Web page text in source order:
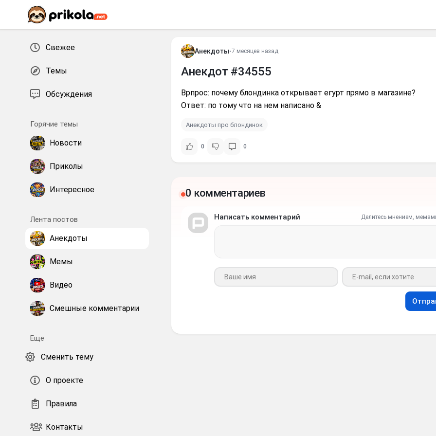
Перейти к контенту
Свежее
Темы
Обсуждения
Горячие темы
Новости
Приколы
Интересное
Лента постов
Анекдоты
Мемы
Видео
Смешные комментарии
Еще
Сменить тему
О проекте
Правила
Контакты
Анекдоты•7 месяцев назад
Анекдот #34555
Врпрос: почему блондинка открывает егурт прямо в магазине?
Ответ: по тому что на нем написано &
Анекдоты про блондинок
0 0
0 комментариев
Написать комментарий Делитесь мнением,
Ваше имя Ваш e-mail